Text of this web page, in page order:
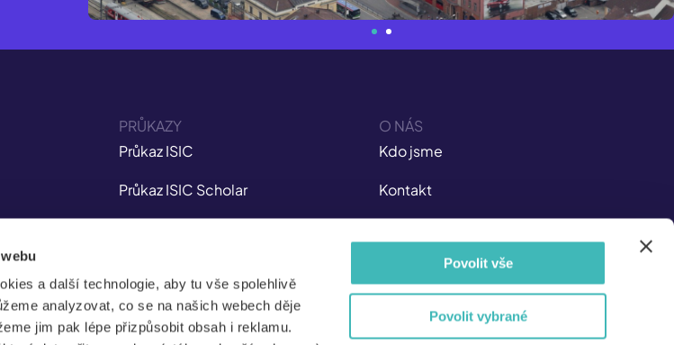
a další technologie, aby tu vše spolehlivě
analyzovat, co se na našich webech děje
jim pak lépe přizpůsobit obsah i reklamu.
Povolit vše
Povolit vybrané
O NÁS
Kdo jsme
Kontakt
Dokumenty
PRŮKAZY
Průkaz ISIC
Průkaz ISIC Scholar
Průkaz AliveID